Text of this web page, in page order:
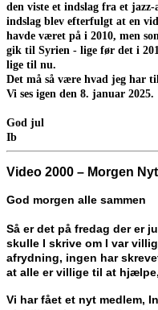
den viste et indslag fra et
indslag blev efterfulgt at en
havde været på i 2010, men
gik til Syrien - lige før det i
lige til nu.
Det må så være hvad jeg har
Vi ses igen den 8. januar 2025.
God jul
Ib
Video 2000 – Morgen
God morgen alle sammen
Så er det på fredag der er
skulle I skrive om I var
afrydning, ingen har
at alle er villige til at
Vi har fået et nyt medlem,